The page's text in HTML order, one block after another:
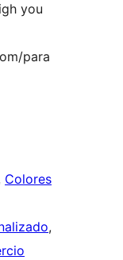
you
para
Colores